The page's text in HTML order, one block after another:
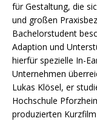
für Gestaltung, die
und großen
Bachelorstudent
Adaption und
hierfür spezielle In-
Unternehmen
Lukas Klösel, er
Hochschule
produzierten